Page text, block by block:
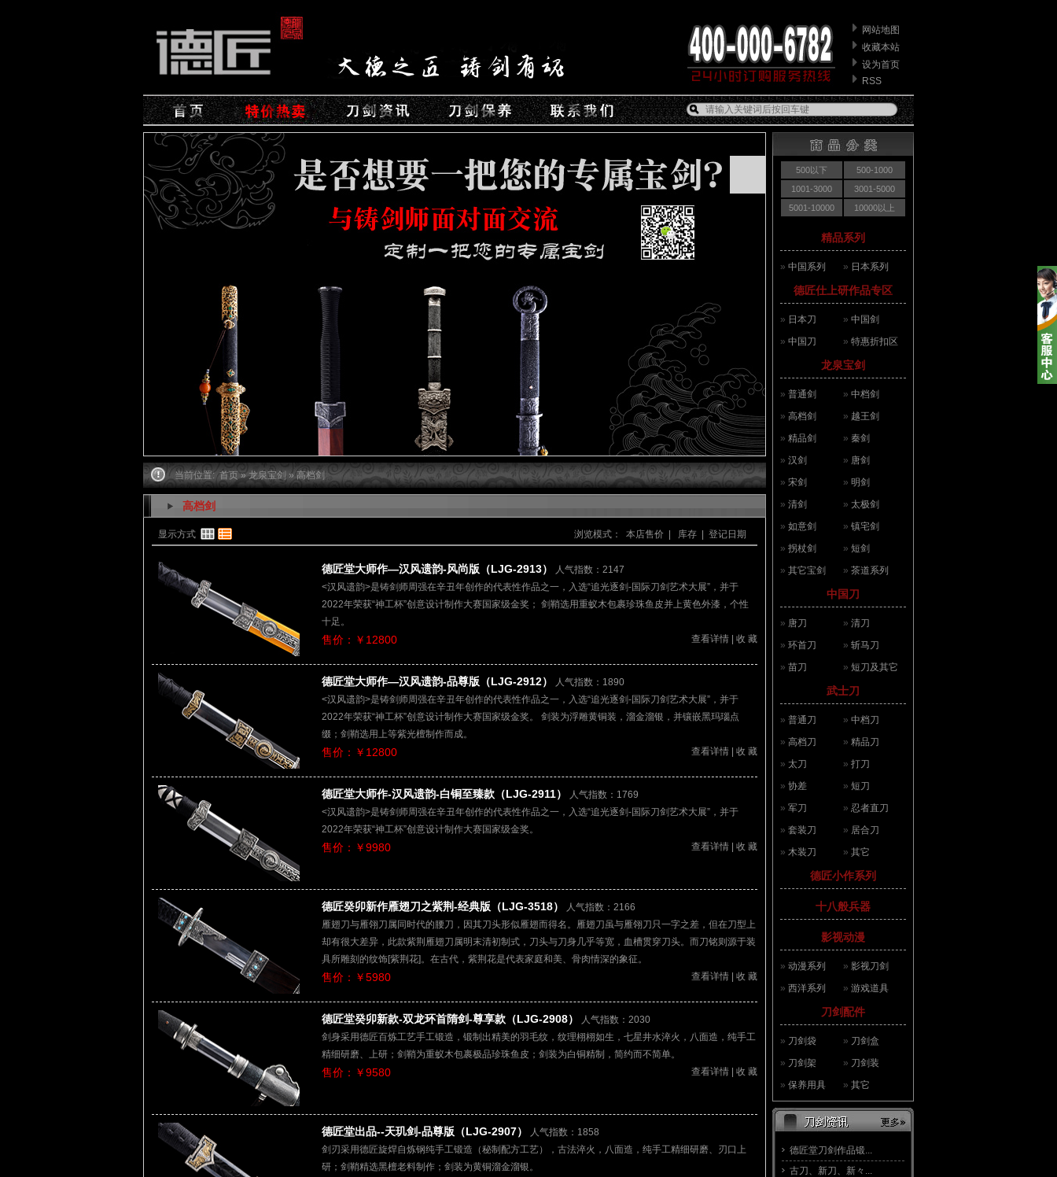
网站地图
收藏本站
设为首页
RSS
500以下
500-1000
1001-3000
3001-5000
5001-10000
10000以上
精品系列
» 中国系列 » 日本系列
德匠仕上研作品专区
» 日本刀 » 中国剑
» 中国刀 » 特惠折扣区
龙泉宝剑
» 普通剑 » 中档剑
» 高档剑 » 越王剑
» 精品剑 » 秦剑
» 汉剑 » 唐剑
» 宋剑 » 明剑
» 清剑 » 太极剑
» 如意剑 » 镇宅剑
» 拐杖剑 » 短剑
» 其它宝剑 » 茶道系列
中国刀
» 唐刀 » 清刀
» 环首刀 » 斩马刀
» 苗刀 » 短刀及其它
武士刀
» 普通刀 » 中档刀
» 高档刀 » 精品刀
» 太刀 » 打刀
» 协差 » 短刀
» 军刀 » 忍者直刀
» 套装刀 » 居合刀
» 木装刀 » 其它
德匠小作系列
十八般兵器
影视动漫
» 动漫系列 » 影视刀剑
» 西洋系列 » 游戏道具
刀剑配件
» 刀剑袋 » 刀剑盒
» 刀剑架 » 刀剑装
» 保养用具 » 其它
德匠堂刀剑作品锻...
古刀、新刀、新々...
当前位置: 首页»龙泉宝剑 » 高档剑
高档剑
浏览模式： 本店售价 库存 登记日期
显示方式
德匠堂大师作—汉风遗韵-风尚版（LJG-2913）
人气指数：2147
<汉风遗韵>是铸剑师周强在辛丑年创作的代表性作品之一，入选“追光逐剑-国际刀剑艺术大展”，并于
2022年荣获“神工杯”创意设计制作大赛国家级金奖； 剑鞘选用重蚁木包裹珍珠鱼皮并上黄色外漆，个性
十足。
查看详情
收 藏
售价：￥12800
德匠堂大师作—汉风遗韵-品尊版（LJG-2912）
人气指数：1890
<汉风遗韵>是铸剑师周强在辛丑年创作的代表性作品之一，入选“追光逐剑-国际刀剑艺术大展”，并于
2022年荣获“神工杯”创意设计制作大赛国家级金奖。 剑装为浮雕黄铜装，溜金溜银，并镶嵌黑玛瑙点
缀；剑鞘选用上等紫光檀制作而成。
查看详情
收 藏
售价：￥12800
德匠堂大师作-汉风遗韵-白铜至臻款（LJG-2911）
人气指数：1769
<汉风遗韵>是铸剑师周强在辛丑年创作的代表性作品之一，入选“追光逐剑-国际刀剑艺术大展”，并于
2022年荣获“神工杯”创意设计制作大赛国家级金奖。
查看详情
收 藏
售价：￥9980
德匠癸卯新作雁翅刀之紫荆-经典版（LJG-3518）
人气指数：2166
雁翅刀与雁翎刀属同时代的腰刀，因其刀头形似雁翅而得名。雁翅刀虽与雁翎刀只一字之差，但在刀型上
却有很大差异，此款紫荆雁翅刀属明末清初制式，刀头与刀身几乎等宽，血槽贯穿刀头。而刀铭则源于装
具所雕刻的纹饰[紫荆花]。在古代，紫荆花是代表家庭和美、骨肉情深的象征。
查看详情
收 藏
售价：￥5980
德匠堂癸卯新款-双龙环首隋剑-尊享款（LJG-2908）
人气指数：2030
剑身采用德匠百炼工艺手工锻造，锻制出精美的羽毛纹，纹理栩栩如生，七星井水淬火，八面造，纯手工
精细研磨、上研；剑鞘为重蚁木包裹极品珍珠鱼皮；剑装为白铜精制，简约而不简单。
查看详情
收 藏
售价：￥9580
德匠堂出品--天玑剑-品尊版（LJG-2907）
人气指数：1858
剑刃采用德匠旋焊自炼钢纯手工锻造（秘制配方工艺），古法淬火，八面造，纯手工精细研磨、刃口上
研；剑鞘精选黑檀老料制作；剑装为黄铜溜金溜银。